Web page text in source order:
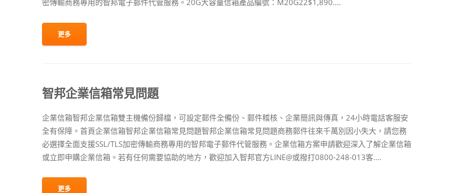
密傳輸商務專用的智邦電子郵件代管服務。20G大容量信箱產品編號：M20G22$1,890....
更多
智邦企業信箱常見問題
企業信箱智邦企業信箱雙主機備份歸檔，可設定郵件全備份、郵件稽核、企業簡訊與傳真，24小時電話客服安
全有保障。首頁企業信箱智邦企業信箱常見問題智邦企業信箱常見問題商務郵件往來千萬別因小失大，請您務
必選擇全面支援SSL/TLS加密傳輸商務專用的智邦電子郵件代管服務。企業信箱方案申請歡迎深入了解企業信箱
或立即申購企業信箱。若有任何需要協助的地方，歡迎加入智邦官方LINE@或撥打0800-248-013客....
更多